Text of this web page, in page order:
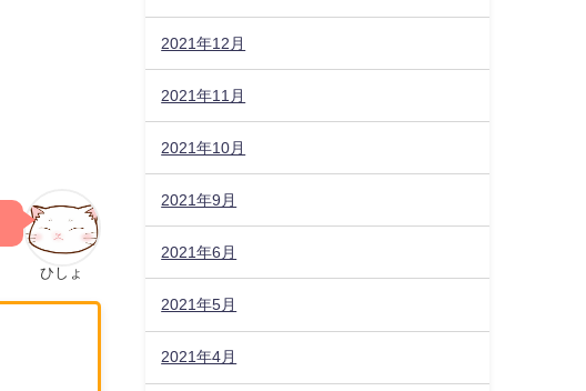
ひしょ
2021年12月
2021年11月
2021年10月
2021年9月
2021年6月
2021年5月
2021年4月